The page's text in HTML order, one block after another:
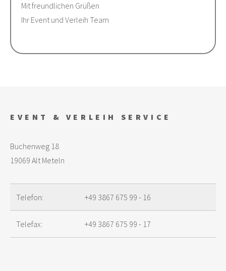
Mit freundlichen Grüßen
Ihr Event und Verleih Team
EVENT & VERLEIH SERVICE
Buchenweg 18
19069 Alt Meteln
Telefon: +49 3867 675 99 - 16
Telefax: +49 3867 675 99 - 17